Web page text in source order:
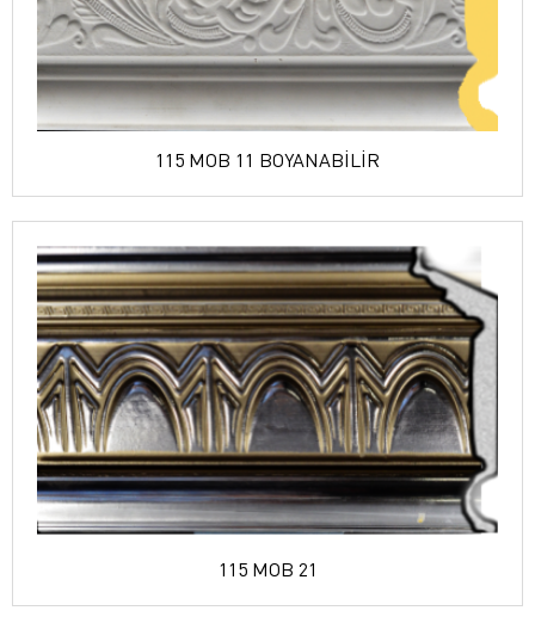
115 MOB 11 BOYANABİLİR
115 MOB 21